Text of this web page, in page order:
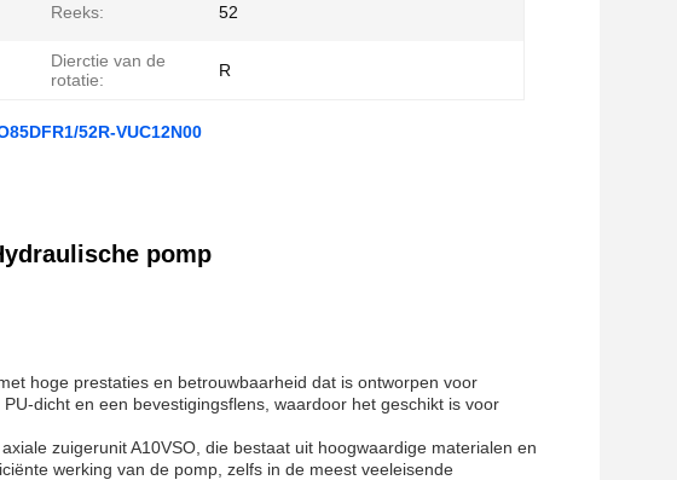
Reeks: 52
Dierctie van de
rotatie:
R
52R-VUC12N00
pomp
hoge prestaties en betrouwbaarheid dat is ontworpen voor
dicht en een bevestigingsflens, waardoor het geschikt is voor
zuigerunit A10VSO, die bestaat uit hoogwaardige materialen en
werking van de pomp, zelfs in de meest veeleisende